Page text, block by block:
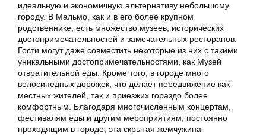
идеальную и экономичную альтернативу небольшому
городу. В Мальмо, как и в его более крупном
родственнике, есть множество музеев, исторических
достопримечательностей и замечательных ресторанов.
Гости могут даже совместить некоторые из них с такими
уникальными достопримечательностями, как Музей
отвратительной еды. Кроме того, в городе много
велосипедных дорожек, что делает передвижение как
местных жителей, так и приезжих гораздо более
комфортным. Благодаря многочисленным концертам,
фестивалям еды и другим мероприятиям, постоянно
проходящим в городе, эта скрытая жемчужина